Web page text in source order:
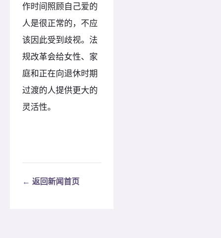
作时间照顾自己爱的
人是很正常的，不应
该因此受到歧视。法
规改革会给女性、家
庭和正在向退休时期
过渡的人提供更大的
灵活性。
← 返回新闻首页